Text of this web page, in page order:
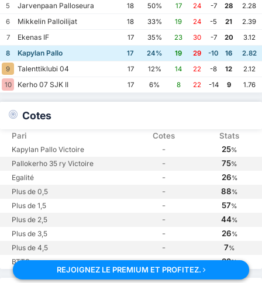
5
Jarvenpaan Palloseura 18 50% 17 24 -7 28
2.28
6
Mikkelin Palloilijat 18 33% 19 24 -5 21
2.39
7
Ekenas IF 17 35% 23 30 -7 20
3.12
8
Kapylan Pallo 17 24% 19 29 -10 16
2.82
9
Talenttiklubi 04 17 12% 14 22 -8 12
2.12
10
Kerho 07 SJK II 17 6% 8 22 -14 9 1.76
Cotes
Pari Cotes Stats
Kapylan Pallo Victoire - 25%
Pallokerho 35 ry Victoire - 75%
Egalité - 26%
Plus de 0,5 - 88%
Plus de 1,5 - 57%
Plus de 2,5 - 44%
Plus de 3,5 - 26%
Plus de 4,5 - 7%
BTTS - 32%
REJOIGNEZ LE PREMIUM ET PROFITEZ.